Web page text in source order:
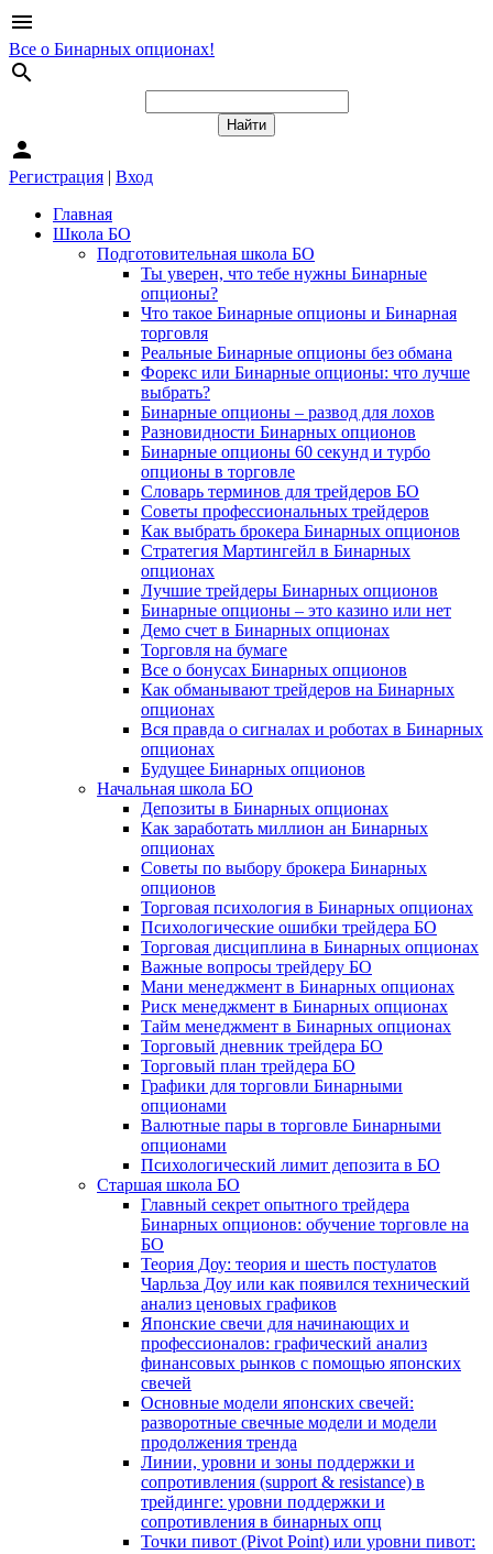
menu
Все о Бинарных опционах!
search
person
Регистрация | Вход
Главная
Школа БО
Подготовительная школа БО
Ты уверен, что тебе нужны Бинарные
опционы?
Что такое Бинарные опционы и Бинарная
торговля
Реальные Бинарные опционы без обмана
Форекс или Бинарные опционы: что лучше
выбрать?
Бинарные опционы – развод для лохов
Разновидности Бинарных опционов
Бинарные опционы 60 секунд и турбо
опционы в торговле
Словарь терминов для трейдеров БО
Советы профессиональных трейдеров
Как выбрать брокера Бинарных опционов
Стратегия Мартингейл в Бинарных
опционах
Лучшие трейдеры Бинарных опционов
Бинарные опционы – это казино или нет
Демо счет в Бинарных опционах
Торговля на бумаге
Все о бонусах Бинарных опционов
Как обманывают трейдеров на Бинарных
опционах
Вся правда о сигналах и роботах в Бинарных
опционах
Будущее Бинарных опционов
Начальная школа БО
Депозиты в Бинарных опционах
Как заработать миллион ан Бинарных
опционах
Советы по выбору брокера Бинарных
опционов
Торговая психология в Бинарных опционах
Психологические ошибки трейдера БО
Торговая дисциплина в Бинарных опционах
Важные вопросы трейдеру БО
Мани менеджмент в Бинарных опционах
Риск менеджмент в Бинарных опционах
Тайм менеджмент в Бинарных опционах
Торговый дневник трейдера БО
Торговый план трейдера БО
Графики для торговли Бинарными
опционами
Валютные пары в торговле Бинарными
опционами
Психологический лимит депозита в БО
Старшая школа БО
Главный секрет опытного трейдера
Бинарных опционов: обучение торговле на
БО
Теория Доу: теория и шесть постулатов
Чарльза Доу или как появился технический
анализ ценовых графиков
Японские свечи для начинающих и
профессионалов: графический анализ
финансовых рынков с помощью японских
свечей
Основные модели японских свечей:
разворотные свечные модели и модели
продолжения тренда
Линии, уровни и зоны поддержки и
сопротивления (support & resistance) в
трейдинге: уровни поддержки и
сопротивления в бинарных опц
Точки пивот (Pivot Point) или уровни пивот: